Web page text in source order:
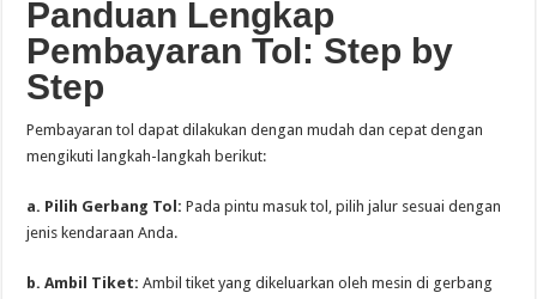
Panduan Lengkap
Pembayaran Tol: Step by
Step
Pembayaran tol dapat dilakukan dengan mudah dan cepat dengan
mengikuti langkah-langkah berikut:
a. Pilih Gerbang Tol: Pada pintu masuk tol, pilih jalur sesuai dengan
jenis kendaraan Anda.
b. Ambil Tiket: Ambil tiket yang dikeluarkan oleh mesin di gerbang